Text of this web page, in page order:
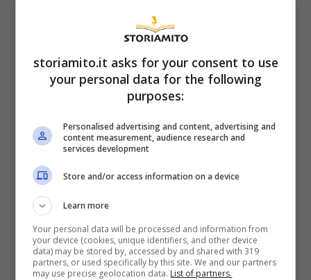
Risparmia centinaia di euro sulla
spesa con questo trucco: mangi e
non paghi
storiamito.it asks for your consent to use
your personal data for the following
purposes:
Personalised advertising and content, advertising and
content measurement, audience research and
services development
Store and/or access information on a device
Learn more
Your personal data will be processed and information from
your device (cookies, unique identifiers, and other device
data) may be stored by, accessed by and shared with 319
partners, or used specifically by this site. We and our partners
may use precise geolocation data. List of partners.